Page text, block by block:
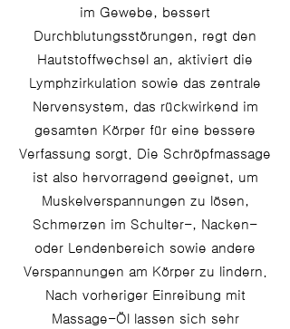
im Gewebe, bessert
Durchblutungsstörungen, regt den
Hautstoffwechsel an, aktiviert die
Lymphzirkulation sowie das zentrale
Nervensystem, das rückwirkend im
gesamten Körper für eine bessere
Verfassung sorgt. Die Schröpfmassage
ist also hervorragend geeignet, um
Muskelverspannungen zu lösen,
Schmerzen im Schulter-, Nacken-
oder Lendenbereich sowie andere
Verspannungen am Körper zu lindern.
Nach vorheriger Einreibung mit
Massage-Öl lassen sich sehr